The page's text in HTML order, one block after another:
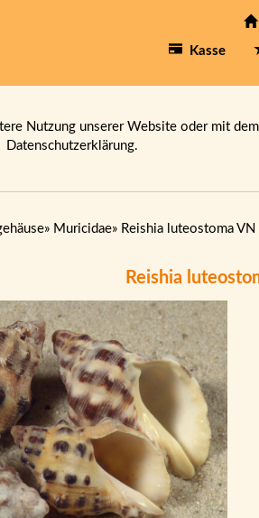
Kasse
Nutzung unserer Website oder mit
Datenschutzerklärung.
» Muricidae» Reishia luteostoma VN
Reishia